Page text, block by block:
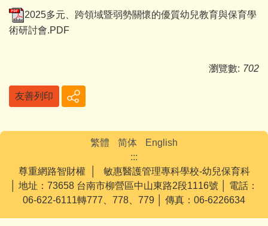
2025多元、跨領域暨弱勢關懷的優質幼兒教育與保育學
術研討會.PDF
瀏覽數: 702
友善列印
繁體 简体
English
:::
尊重網路智財權 │ 敏惠醫護管理專科學校-幼兒保育科
│ 地址：73658 台南市柳營區中山東路2段1116號 │ 電話：
06-622-6111轉777、778、779 │ 傳真：06-6226634